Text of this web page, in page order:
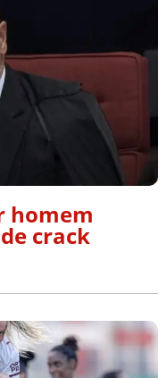
homem
crack